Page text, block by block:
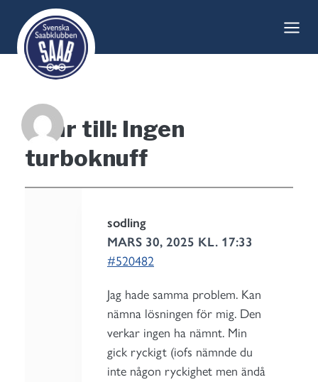
content
Svar till: Ingen
turboknuff
sodling
MARS 30, 2025 KL. 17:33
#520482
Jag hade samma problem. Kan
nämna lösningen för mig. Den
verkar ingen ha nämnt. Min
gick ryckigt (iofs nämnde du
inte någon ryckighet men ändå